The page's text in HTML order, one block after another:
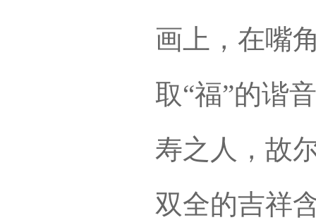
画上，在嘴
取“福”的谐
寿之人，故
双全的吉祥